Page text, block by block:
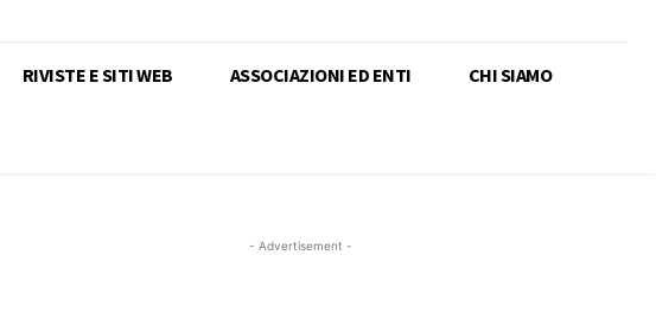
RIVISTE E SITI WEB ASSOCIAZIONI ED ENTI CHI SIAMO
- Advertisement -